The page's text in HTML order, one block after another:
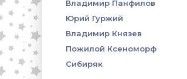
Владимир Панфилов
Юрий Гуржий
Владимир Князев
Пожилой Ксеноморф
Сибиряк